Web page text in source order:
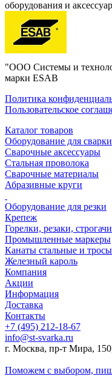
оборудования и
"ООО Системы и
марки ESAB
Политика
Пользовательское
Каталог товаров
Оборудование для сварки
Сварочные аксессуары
Стальная проволока
Сварочные материалы
Абразивные круги
Оборудование для резки
Крепеж
Горелки, резаки, строгачи
Промышленные маркеры
Канаты стальные и тросы
Железный кароль
Компания
Акции
Информация
Доставка
Контакты
+7 (495) 212-18-67
info@st-svarka.ru
г. Москва, пр-т Мира,
Поможем с выбором,